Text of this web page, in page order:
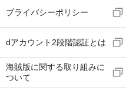
プライバシーポリシー
dアカウント2段階認証とは
海賊版に関する取り組みに
ついて